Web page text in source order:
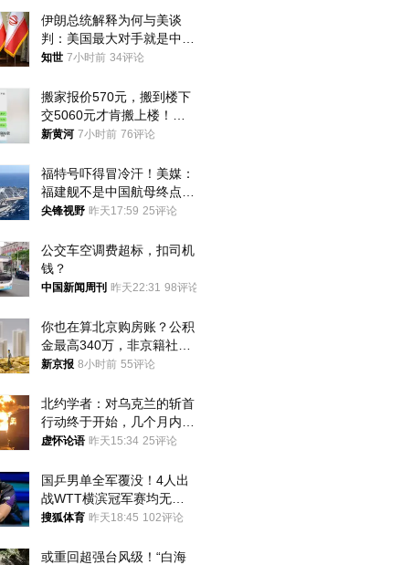
伊朗总统解释为何与美谈
判：美国最大对手就是中
国，但他们也在对话
知世 7小时前 34评论
搬家报价570元，搬到楼下
交5060元才肯搬上楼！女
子傻眼了……
新黄河 7小时前 76评论
福特号吓得冒冷汗！美媒：
福建舰不是中国航母终点，
而是新起点！
尖锋视野 昨天17:59 25评论
公交车空调费超标，扣司机
钱？
中国新闻周刊 昨天22:31 98评论
你也在算北京购房账？公积
金最高340万，非京籍社保
1年
新京报 8小时前 55评论
北约学者：对乌克兰的斩首
行动终于开始，几个月内乌
将投降
虚怀论语 昨天15:34 25评论
国乒男单全军覆没！4人出
战WTT横滨冠军赛均无缘
八强
搜狐体育 昨天18:45 102评论
或重回超强台风级！“白海